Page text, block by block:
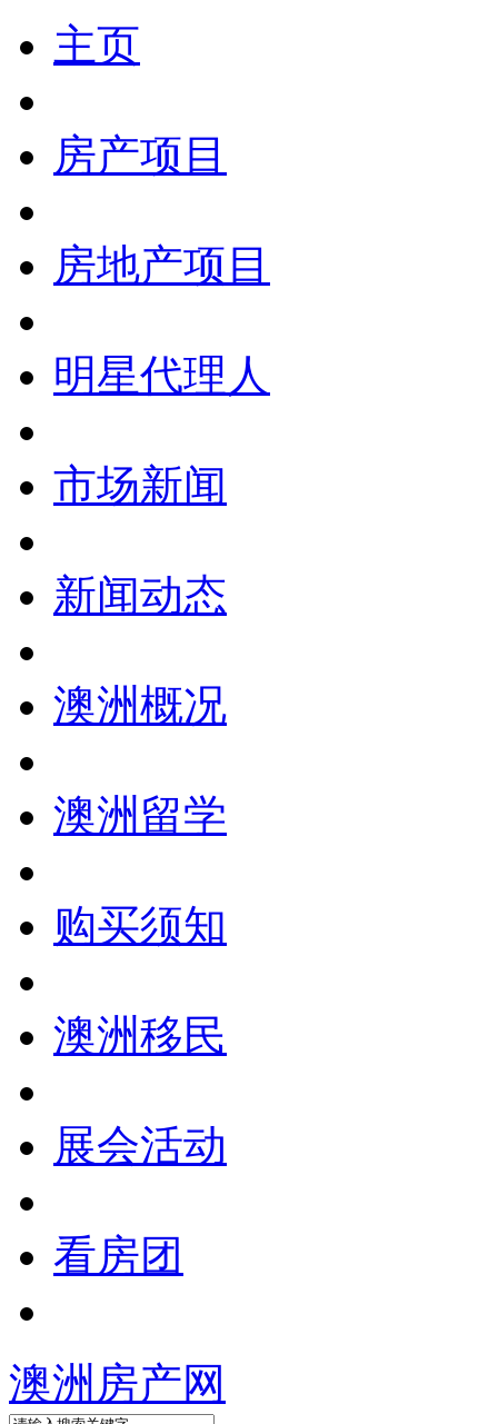
主页
房产项目
房地产项目
明星代理人
市场新闻
新闻动态
澳洲概况
澳洲留学
购买须知
澳洲移民
展会活动
看房团
澳洲房产网